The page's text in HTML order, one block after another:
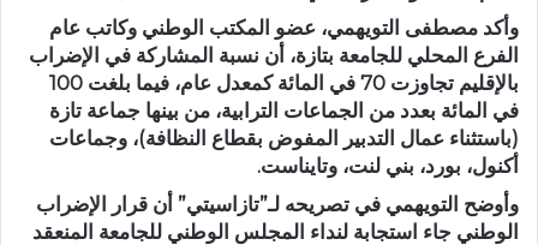
وأكد مصطفى التويهمي، عضو المكتب الوطني وكاتب عام
الفرع المحلي للجامعة بتازة، أن نسبة المشاركة في الإضراب
بالإقليم تجاوزت 70 في المائة كمعدل عام، فيما بلغت 100
في المائة بعدد من الجماعات الترابية، من بينها جماعة تازة
(باستثناء عمال التدبير المفوض بقطاع النظافة)، وجماعات
أكنول، بورد، بني لنت، وتايناست.
وأوضح التويهمي في تصريحه لـ”تازاسيتي” أن قرار الإضراب
الوطني جاء استجابة لنداء المجلس الوطني للجامعة المنعقد